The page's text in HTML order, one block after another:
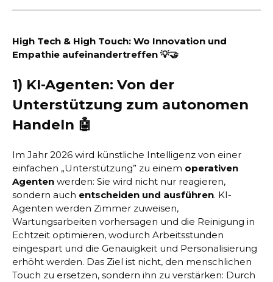
High Tech & High Touch: Wo Innovation und
Empathie aufeinandertreffen 💡🤝
1) KI-Agenten: Von der
Unterstützung zum autonomen
Handeln 🤖
Im Jahr 2026 wird künstliche Intelligenz von einer
einfachen „Unterstützung” zu einem operativen
Agenten werden: Sie wird nicht nur reagieren,
sondern auch entscheiden und ausführen. KI-
Agenten werden Zimmer zuweisen,
Wartungsarbeiten vorhersagen und die Reinigung in
Echtzeit optimieren, wodurch Arbeitsstunden
eingespart und die Genauigkeit und Personalisierung
erhöht werden. Das Ziel ist nicht, den menschlichen
Touch zu ersetzen, sondern ihn zu verstärken: Durch